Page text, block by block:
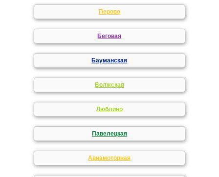
Перово
Беговая
Бауманская
Волжская
Люблино
Павелецкая
Авиамоторная